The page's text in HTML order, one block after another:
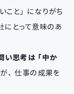
こと」になりがち
にとって意味のあ
い思考は「中か
、仕事の成果を